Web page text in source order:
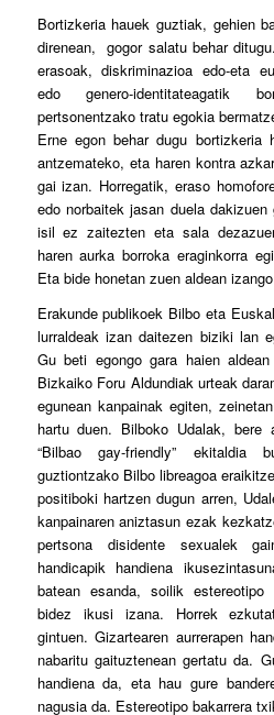
Bortizkeria hauek guztiak, gehien
direnean, gogor salatu behar
erasoak, diskriminazioa edo-eta
edo genero-identitateagatik
pertsonentzako tratu egokia
Erne egon behar dugu bortizkeria
antzemateko, eta haren kontra
gai izan. Horregatik, eraso
edo norbaitek jasan duela
isil ez zaitezten eta sala
haren aurka borroka eraginkorra
Eta bide honetan zuen aldean
Erakunde publikoek Bilbo eta
lurraldeak izan daitezen biziki lan
Gu beti egongo gara haien
Bizkaiko Foru Aldundiak urteak
egunean kanpainak egiten,
hartu duen. Bilboko Udalak, bere
“Bilbao gay-friendly” ekitaldia
guztiontzako Bilbo libreagoa
positiboki hartzen dugun arren,
kanpainaren aniztasun ezak
pertsona disidente sexualek
handicapik handiena
batean esanda, soilik estereotipo
bidez ikusi izana. Horrek
gintuen. Gizartearen aurrerapen
nabaritu gaituztenean gertatu da.
handiena da, eta hau gure
nagusia da. Estereotipo bakarrera